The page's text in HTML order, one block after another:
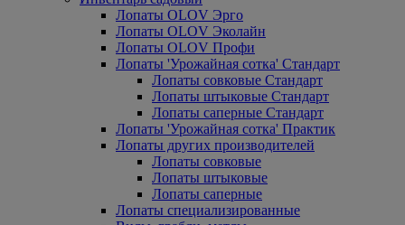
Лопаты OLOV Эрго
Лопаты OLOV Эколайн
Лопаты OLOV Профи
Лопаты 'Урожайная сотка' Стандарт
Лопаты совковые Стандарт
Лопаты штыковые Стандарт
Лопаты саперные Стандарт
Лопаты 'Урожайная сотка' Практик
Лопаты других производителей
Лопаты совковые
Лопаты штыковые
Лопаты саперные
Лопаты специализированные